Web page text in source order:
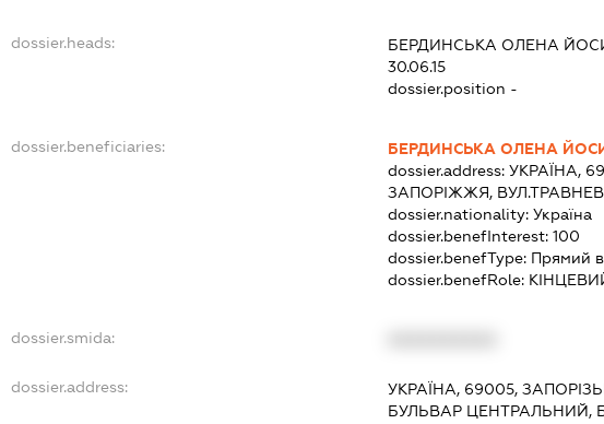
dossier.heads: БЕРДИНСЬКА ОЛЕНА
30.06.15
dossier.position -
dossier.beneficiaries:
БЕРДИНСЬКА ОЛЕНА
dossier.address: УКРАЇНА,
ЗАПОРІЖЖЯ,
dossier.nationality: Україна
dossier.benefInterest: 100
dossier.benefType: Прямий
dossier.benefRole:
dossier.smida:
dossier.address:
УКРАЇНА, 69005,
БУЛЬВАР ЦЕНТРАЛЬНИЙ,